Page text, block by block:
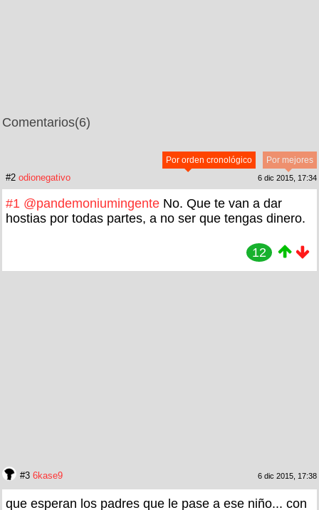
Comentarios(6)
Por mejores
Por orden cronológico
#2 odionegativo 6 dic 2015, 17:34
#1 @pandemoniumingente No. Que te van a dar
hostias por todas partes, a no ser que tengas dinero.
12
#3 6kase9 6 dic 2015, 17:38
que esperan los padres que le pase a ese niño... con